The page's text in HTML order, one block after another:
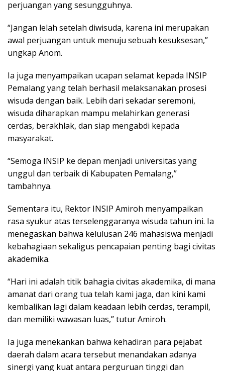
perjuangan yang sesungguhnya.
“Jangan lelah setelah diwisuda, karena ini merupakan
awal perjuangan untuk menuju sebuah kesuksesan,”
ungkap Anom.
Ia juga menyampaikan ucapan selamat kepada INSIP
Pemalang yang telah berhasil melaksanakan prosesi
wisuda dengan baik. Lebih dari sekadar seremoni,
wisuda diharapkan mampu melahirkan generasi
cerdas, berakhlak, dan siap mengabdi kepada
masyarakat.
“Semoga INSIP ke depan menjadi universitas yang
unggul dan terbaik di Kabupaten Pemalang,”
tambahnya.
Sementara itu, Rektor INSIP Amiroh menyampaikan
rasa syukur atas terselenggaranya wisuda tahun ini. Ia
menegaskan bahwa kelulusan 246 mahasiswa menjadi
kebahagiaan sekaligus pencapaian penting bagi civitas
akademika.
“Hari ini adalah titik bahagia civitas akademika, di mana
amanat dari orang tua telah kami jaga, dan kini kami
kembalikan lagi dalam keadaan lebih cerdas, terampil,
dan memiliki wawasan luas,” tutur Amiroh.
Ia juga menekankan bahwa kehadiran para pejabat
daerah dalam acara tersebut menandakan adanya
sinergi yang kuat antara perguruan tinggi dan